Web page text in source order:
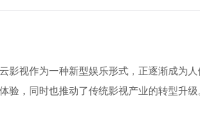
影视作为一种新型娱乐形式，正逐渐成为
验，同时也推动了传统影视产业的转型升